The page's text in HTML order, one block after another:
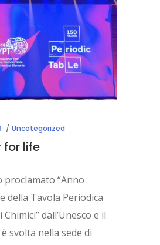
Uncategorized
for life
proclamato “Anno
della Tavola Periodica
dall’Unesco e il
svolta nella sede di